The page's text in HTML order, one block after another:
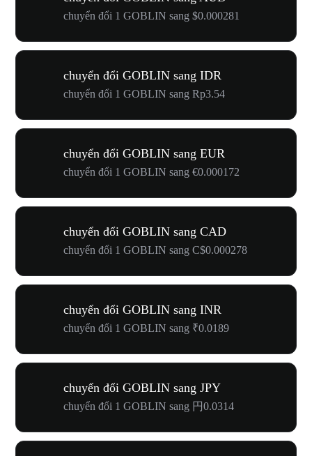
chuyển đổi 1 GOBLIN sang $0.000281
chuyển đổi GOBLIN sang IDR
chuyển đổi 1 GOBLIN sang Rp3.54
chuyển đổi GOBLIN sang EUR
chuyển đổi 1 GOBLIN sang €0.000172
chuyển đổi GOBLIN sang CAD
chuyển đổi 1 GOBLIN sang C$0.000278
chuyển đổi GOBLIN sang INR
chuyển đổi 1 GOBLIN sang ₹0.0189
chuyển đổi GOBLIN sang JPY
chuyển đổi 1 GOBLIN sang 円0.0314